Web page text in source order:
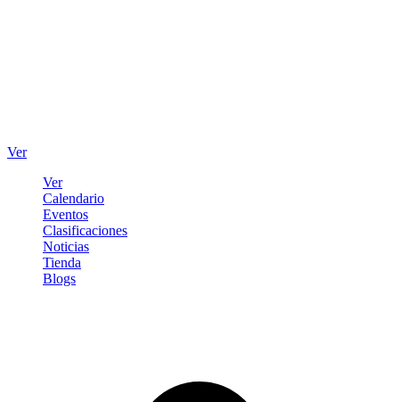
Ver
Ver
Calendario
Eventos
Clasificaciones
Noticias
Tienda
Blogs